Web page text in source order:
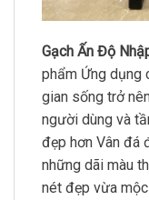
Gạch Ấn Độ
phẩm Ứng dụng
gian sống trở
người dùng và
đẹp hơn Vân đá
những dãi màu
nét đẹp vừa